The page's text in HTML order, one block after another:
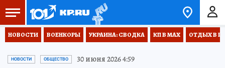
НОВОСТИ ВОЕНКОРЫ УКРАИНА: СВОДКА КП В МАХ ОТДЫХ В
НОВОСТИ ОБЩЕСТВО 30 июня 2026 4:59